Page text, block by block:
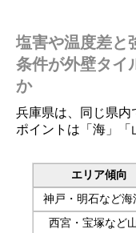
塩害や温度差と
条件が外壁タイ
か
兵庫県は、同じ県内
ポイントは「海」「
エリア傾向
神戸・明石など海
西宮・宝塚など